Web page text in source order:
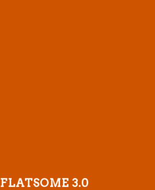
FLATSOME 3.0